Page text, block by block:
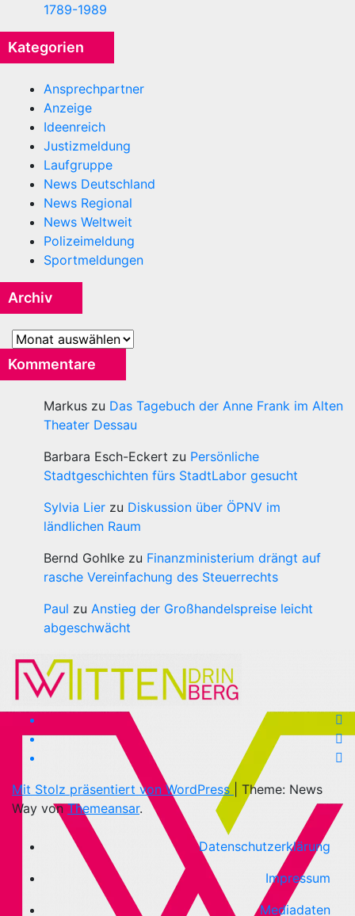
1789-1989
Kategorien
Ansprechpartner
Anzeige
Ideenreich
Justizmeldung
Laufgruppe
News Deutschland
News Regional
News Weltweit
Polizeimeldung
Sportmeldungen
Archiv
Archiv
Kommentare
Markus zu Das Tagebuch der Anne Frank im Alten
Theater Dessau
Barbara Esch-Eckert zu Persönliche
Stadtgeschichten fürs StadtLabor gesucht
Sylvia Lier zu Diskussion über ÖPNV im
ländlichen Raum
Bernd Gohlke zu Finanzministerium drängt auf
rasche Vereinfachung des Steuerrechts
Paul zu Anstieg der Großhandelspreise leicht
abgeschwächt
Mit Stolz präsentiert von WordPress
Theme: News
Way vonThemeansar.
Datenschutzerklärung
Impressum
Mediadaten